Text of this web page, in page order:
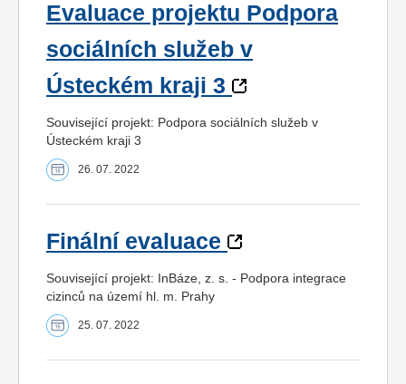
Evaluace projektu Podpora
sociálních služeb v
Ústeckém kraji 3
Související projekt: Podpora sociálních služeb v
Ústeckém kraji 3
26. 07. 2022
Finální evaluace
Související projekt: InBáze, z. s. - Podpora integrace
cizinců na území hl. m. Prahy
25. 07. 2022